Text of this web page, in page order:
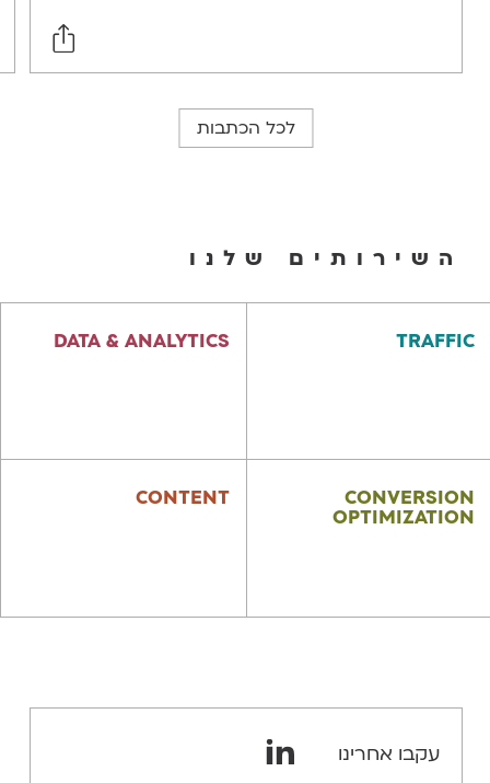
לכל הכתבות
השירותים שלנו
TRAFFIC
DATA & ANALYTICS
CONVERSION
OPTIMIZATION
CONTENT
עקבו אחרינו